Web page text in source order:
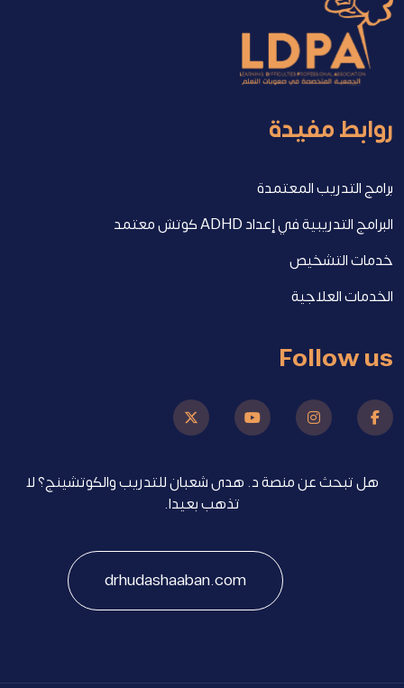
روابط مفيدة
برامج التدريب المعتمدة
البرامج التدريبية في إعداد ADHD كوتش معتمد
خدمات التشخيص
الخدمات العلاجية
Follow us
هل تبحث عن منصة د. هدى شعبان للتدريب والكوتشينج؟ لا
تذهب بعيدا.
drhudashaaban.com